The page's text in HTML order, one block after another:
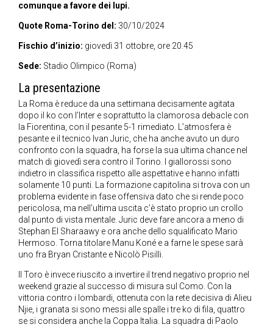
comunque a favore dei lupi.
Quote Roma-Torino del: 30/10/2024
Fischio d’inizio: giovedì 31 ottobre, ore 20.45
Sede: Stadio Olimpico (Roma)
La presentazione
La Roma è reduce da una settimana decisamente agitata
dopo il ko con l’Inter e soprattutto la clamorosa debacle con
la Fiorentina, con il pesante 5-1 rimediato. L’atmosfera è
pesante e il tecnico Ivan Juric, che ha anche avuto un duro
confronto con la squadra, ha forse la sua ultima chance nel
match di giovedì sera contro il Torino. I giallorossi sono
indietro in classifica rispetto alle aspettative e hanno infatti
solamente 10 punti. La formazione capitolina si trova con un
problema evidente in fase offensiva dato che si rende poco
pericolosa, ma nell’ultima uscita c’è stato proprio un crollo
dal punto di vista mentale. Juric deve fare ancora a meno di
Stephan El Sharaawy e ora anche dello squalificato Mario
Hermoso. Torna titolare Manu Koné e a farne le spese sarà
uno fra Bryan Cristante e Nicolò Pisilli.
Il Toro è invece riuscito a invertire il trend negativo proprio nel
weekend grazie al successo di misura sul Como. Con la
vittoria contro i lombardi, ottenuta con la rete decisiva di Alieu
Njie, i granata si sono messi alle spalle i tre ko di fila, quattro
se si considera anche la Coppa Italia. La squadra di Paolo